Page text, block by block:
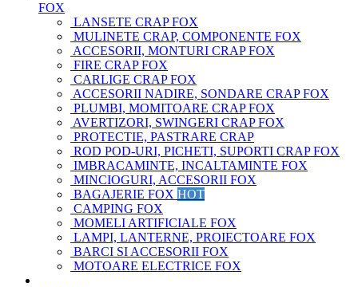
FOX
LANSETE CRAP FOX
MULINETE CRAP, COMPONENTE FOX
ACCESORII, MONTURI CRAP FOX
FIRE CRAP FOX
CARLIGE CRAP FOX
ACCESORII NADIRE, SONDARE CRAP FOX
PLUMBI, MOMITOARE CRAP FOX
AVERTIZORI, SWINGERI CRAP FOX
PROTECTIE, PASTRARE CRAP
ROD POD-URI, PICHETI, SUPORTI CRAP FOX
IMBRACAMINTE, INCALTAMINTE FOX
MINCIOGURI, ACCESORII FOX
BAGAJERIE FOX HOT
CAMPING FOX
MOMELI ARTIFICIALE FOX
LAMPI, LANTERNE, PROIECTOARE FOX
BARCI SI ACCESORII FOX
MOTOARE ELECTRICE FOX